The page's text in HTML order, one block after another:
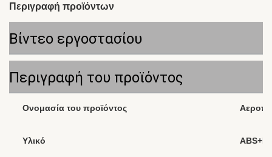
Περιγραφή προϊόντων
Βίντεο εργοστασίου
Περιγραφή του προϊόντος
Ονομασία του προϊόντος
Υλικό